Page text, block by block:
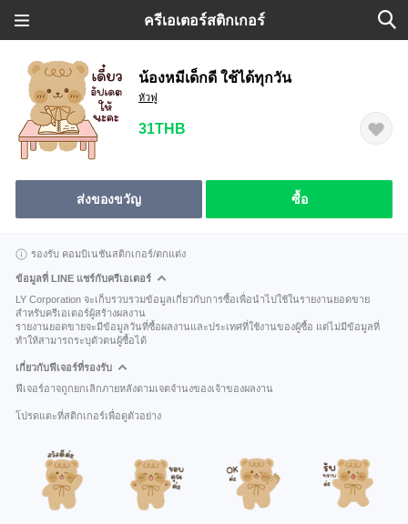
ครีเอเตอร์สติกเกอร์
น้องหมีเด็กดี ใช้ได้ทุกวัน
หัวฟู
31THB
ส่งของขวัญ ซื้อ
รองรับ คอมบิเนชันสติกเกอร์/ตกแต่ง
ข้อมูลที่ LINE แชร์กับครีเอเตอร์
LY Corporation จะเก็บรวบรวมข้อมูลเกี่ยวกับการซื้อเพื่อนำไปใช้ในรายงานยอดขาย
สำหรับครีเอเตอร์ผู้สร้างผลงาน
รายงานยอดขายจะมีข้อมูลวันที่ซื้อผลงานและประเทศที่ใช้งานของผู้ซื้อ แต่ไม่มีข้อมูลที่
ทำให้สามารถระบุตัวตนผู้ซื้อได้
เกี่ยวกับฟีเจอร์ที่รองรับ
ฟีเจอร์อาจถูกยกเลิกภายหลังตามเจตจำนงของเจ้าของผลงาน
โปรดแตะที่สติกเกอร์เพื่อดูตัวอย่าง